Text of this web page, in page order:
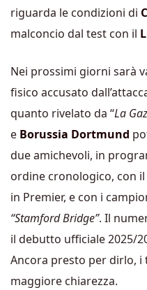
riguarda le condizioni di
malconcio dal test con il
Nei prossimi giorni sarà
fisico accusato
quanto rivelato da “La
e Borussia Dortmund
due amichevoli, in
ordine cronologico, con il
in Premier, e con i
“Stamford Bridge”. Il
il debutto ufficiale 2025/
Ancora presto per dirlo, i
maggiore chiarezza.